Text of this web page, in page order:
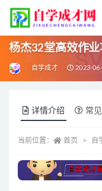
杨杰32堂高效作
自学成才 2023-
详情介绍 常
当前位置： 首页 自